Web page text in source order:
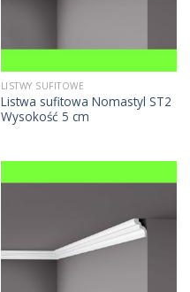
LISTWY SUFITOWE
Listwa sufitowa Nomastyl ST2
Wysokość 5 cm